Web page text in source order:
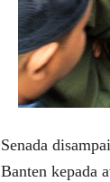
Senada
Banten kepada